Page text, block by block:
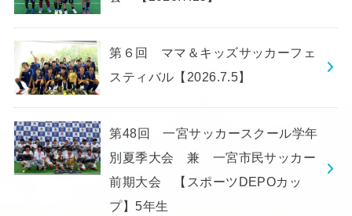
第６回 ママ＆キッズサッカーフェ
スティバル【2026.7.5】
第48回 一宮サッカースクール学年
別夏季大会 兼 一宮市民サッカー
前期大会 【スポーツDEPOカッ
プ】5年生